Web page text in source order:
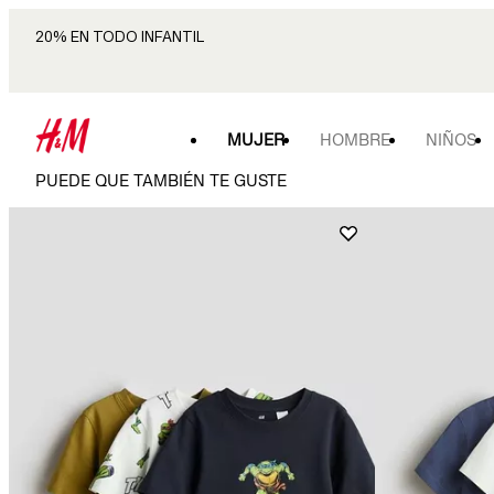
20% EN TODO INFANTIL
MUJER HOMBRE NIÑOS
PUEDE QUE TAMBIÉN TE GUSTE